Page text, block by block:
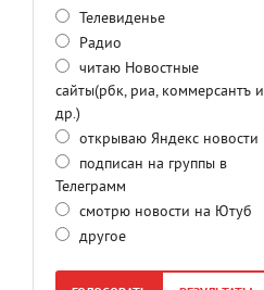
Телевиденье
Радио
читаю Новостные
сайты(рбк, риа, коммерсантъ и
др.)
открываю Яндекс новости
подписан на группы в
Телеграмм
смотрю новости на Ютуб
другое